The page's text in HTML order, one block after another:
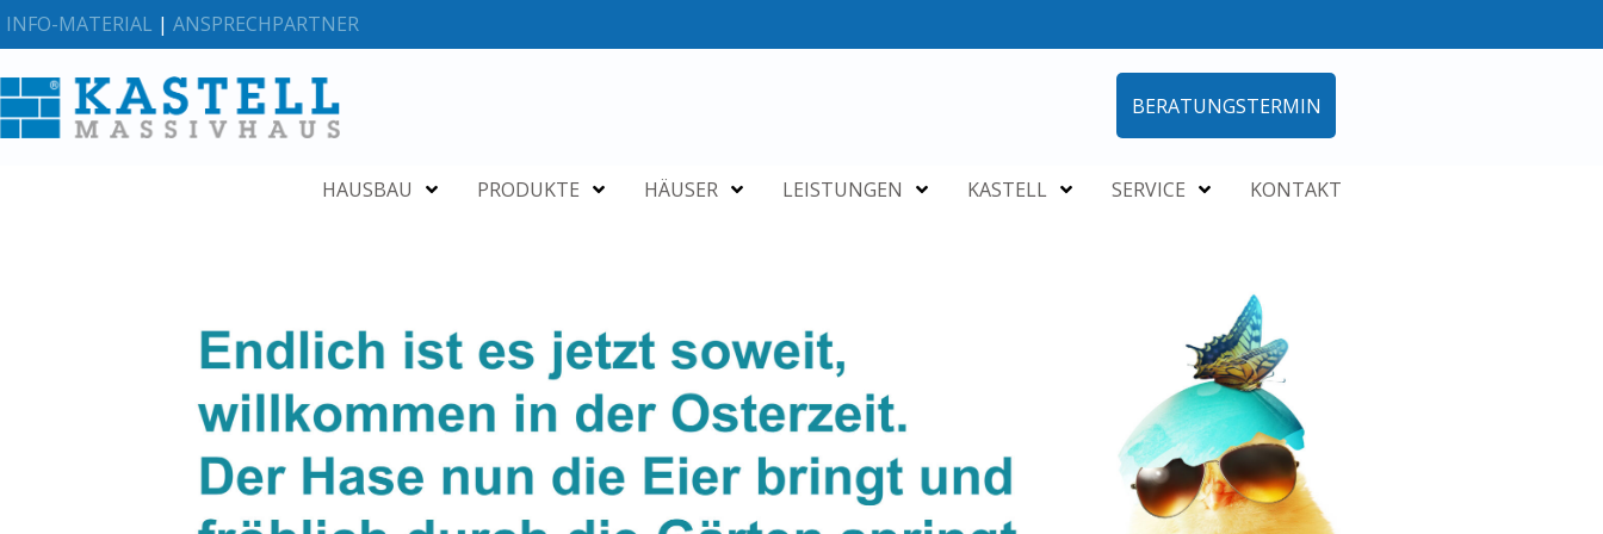
INFO-MATERIAL | ANSPRECHPARTNER
BERATUNGSTERMIN
HAUSBAU PRODUKTE HÄUSER LEISTUNGEN KASTELL SERVICE KONTAKT